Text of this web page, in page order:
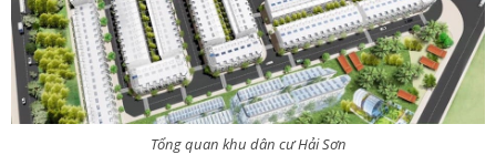
Tổng quan khu dân cư Hải Sơn